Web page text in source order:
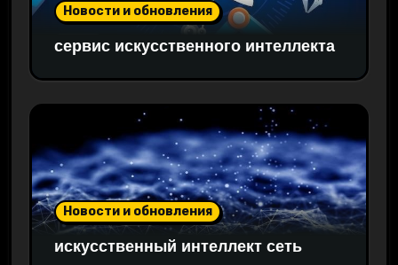
Новости и обновления
сервис искусственного интеллекта
Новости и обновления
искусственный интеллект сеть